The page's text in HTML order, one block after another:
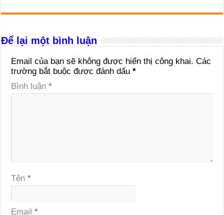
Để lại một bình luận
Email của bạn sẽ không được hiển thị công khai. Các
trường bắt buộc được đánh dấu*
Bình luận*
Tên*
Email*